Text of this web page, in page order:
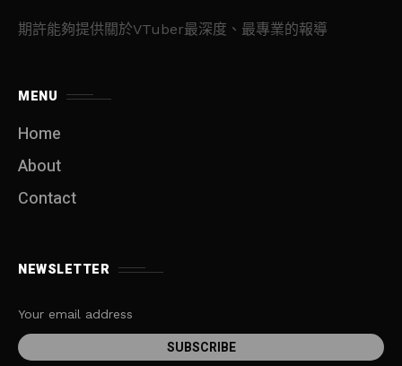
期許能夠提供關於VTuber最深度、最專業的報導
MENU
Home
About
Contact
NEWSLETTER